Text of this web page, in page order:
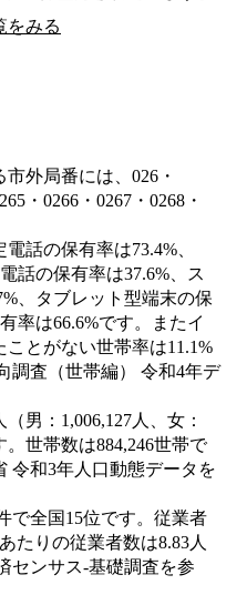
をみる
外局番には、026・
・0266・0267・0268・
話の保有率は73.4%、
話の保有率は37.6%、ス
、タブレット型端末の保
率は66.6%です。またイ
とがない世帯率は11.1%
調査（世帯編） 令和4年デ
男：1,006,127人、女：
。世帯数は884,246世帯で
令和3年人口動態データを
で全国15位です。従業者
たりの従業者数は8.83人
センサス‐基礎調査を参